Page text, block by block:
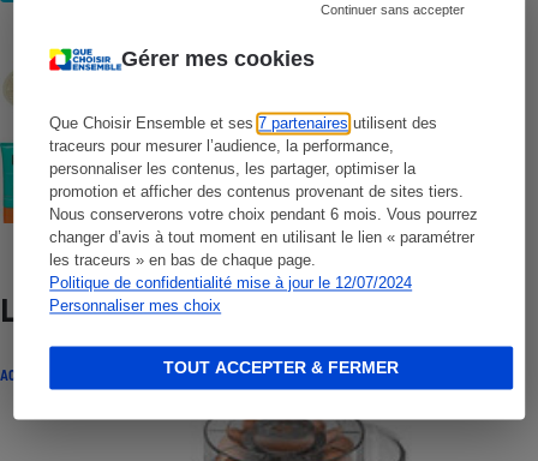
Gérer mes cookies
Que Choisir Ensemble et ses7 partenaires utilisent des
traceurs pour mesurer l’audience, la performance,
personnaliser les contenus, les partager, optimiser la
promotion et afficher des contenus provenant de sites tiers.
Nous conserverons votre choix pendant 6 mois. Vous pourrez
changer d’avis à tout moment en utilisant le lien « paramétrer
les traceurs » en bas de chaque page.
Politique de confidentialité mise à jour le 12/07/2024
Personnaliser mes choix
Continuer sans accepter
TOUT ACCEPTER & FERMER
Crèmes solaires - Le protocole
COMMENT NOUS TESTONS
Crèmes solaires visage - Le protocole
Lire aussi
ACTUALITÉ